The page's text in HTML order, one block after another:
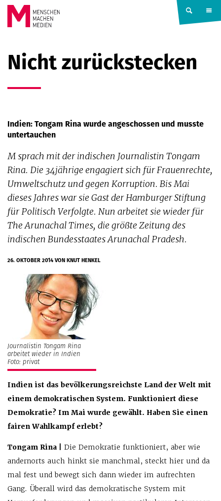
Springe zum Inhalt
MACHEN
MEDIEN
Nicht zurückstecken
Indien: Tongam Rina wurde angeschossen und musste
untertauchen
M sprach mit der indischen Journalistin Tongam
Rina. Die 34jährige engagiert sich für Frauenrechte,
Umweltschutz und gegen Korruption. Bis Mai
dieses Jahres war sie Gast der Hamburger Stiftung
für Politisch Verfolgte. Nun arbeitet sie wieder für
The Arunachal Times, die größte Zeitung des
indischen Bundesstaates Arunachal Pradesh.
26. OKTOBER 2014VON KNUT HENKEL
Journalistin Tongam Rina
arbeitet wieder in Indien
Foto: privat
Indien ist das bevölkerungsreichste Land der Welt mit
einem demokratischen System. Funktioniert diese
Demokratie? Im Mai wurde gewählt. Haben Sie einen
fairen Wahlkampf erlebt?
Tongam Rina |
Die Demokratie funktioniert, aber wie
andernorts auch hinkt sie manchmal, steckt hier und da
mal fest und bewegt sich dann wieder im aufrechten
Gang. Überall wird das demokratische System mit